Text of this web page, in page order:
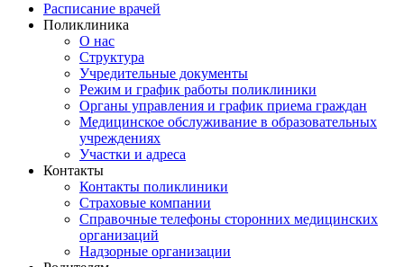
Расписание врачей
Поликлиника
О нас
Структура
Учредительные документы
Режим и график работы поликлиники
Органы управления и график приема граждан
Медицинское обслуживание в образовательных
учреждениях
Участки и адреса
Контакты
Контакты поликлиники
Страховые компании
Справочные телефоны сторонних медицинских
организаций
Надзорные организации